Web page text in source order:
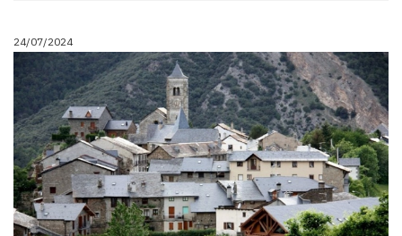
24/07/2024